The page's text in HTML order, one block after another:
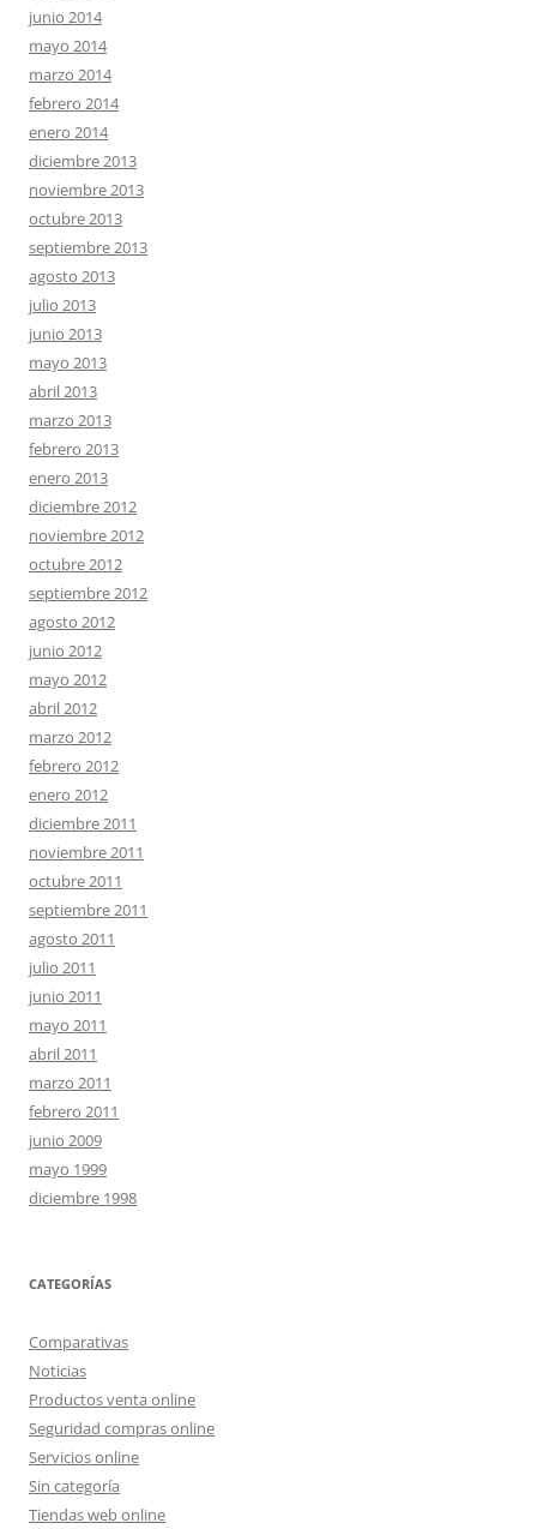
junio 2014
mayo 2014
marzo 2014
febrero 2014
enero 2014
diciembre 2013
noviembre 2013
octubre 2013
septiembre 2013
agosto 2013
julio 2013
junio 2013
mayo 2013
abril 2013
marzo 2013
febrero 2013
enero 2013
diciembre 2012
noviembre 2012
octubre 2012
septiembre 2012
agosto 2012
junio 2012
mayo 2012
abril 2012
marzo 2012
febrero 2012
enero 2012
diciembre 2011
noviembre 2011
octubre 2011
septiembre 2011
agosto 2011
julio 2011
junio 2011
mayo 2011
abril 2011
marzo 2011
febrero 2011
junio 2009
mayo 1999
diciembre 1998
CATEGORÍAS
Comparativas
Noticias
Productos venta online
Seguridad compras online
Servicios online
Sin categoría
Tiendas web online